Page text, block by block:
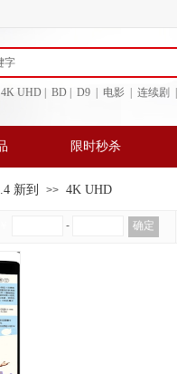
UHD | BD | D9 | 电影 | 连续剧 |
限时秒杀
新到 >> 4K UHD
- 确定